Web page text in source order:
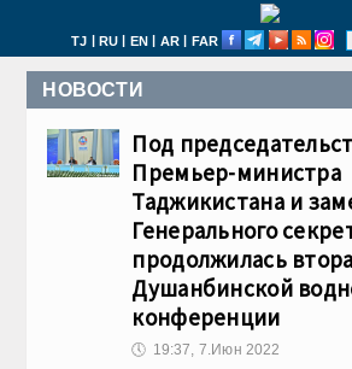
TJ | RU | EN | AR | FAR
НОВОСТИ
Под
Премьер-министра
Таджикистана и
Генерального
продолжилась
Душанбинской
конференции
🕔 19:37, 7.Июн 2022